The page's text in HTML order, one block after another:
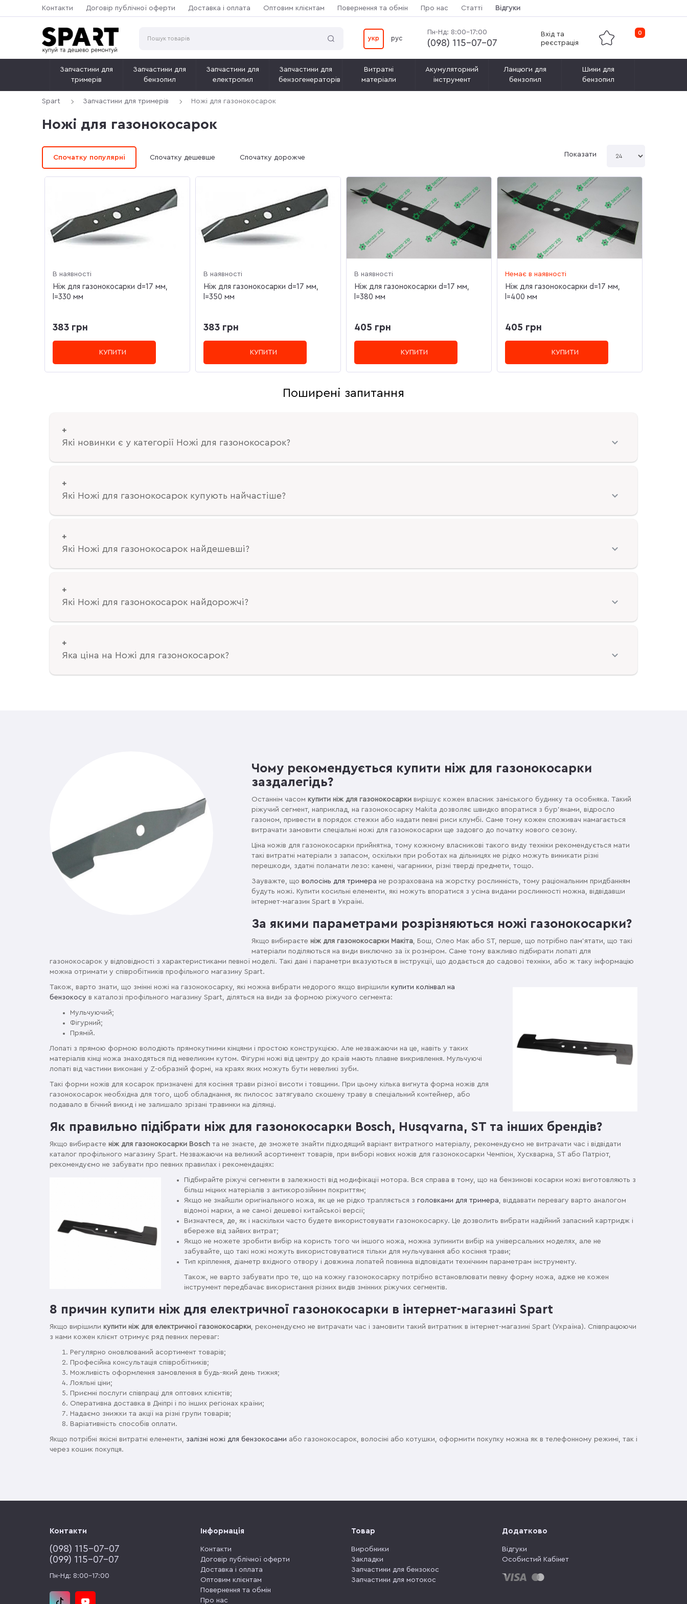
Контакти Договір публічної оферти Доставка і оплата Оптовим клієнтам Повернення та обмін Про нас Статті Відгуки
0
Вхід та
реєстрація
Пн-Нд: 8:00-17:00
(‎098) 115-07-07
укр рус
Запчастини для
тримерів
Запчастини для
бензопил
Запчастини для
електропил
Запчастини для
бензогенераторів
Витратні
матеріали
Акумуляторний
інструмент
Ланцюги для
бензопил
Шини для
бензопил
Spart Запчастини для тримерів Ножі для газонокосарок
Ножі для газонокосарок
Спочатку популярні Спочатку дешевше Спочатку дорожче Показати
В наявності
Ніж для газонокосарки d=17 мм,
l=330 мм
383 грн
КУПИТИ
В наявності
Ніж для газонокосарки d=17 мм,
l=350 мм
383 грн
КУПИТИ
В наявності
Ніж для газонокосарки d=17 мм,
l=380 мм
405 грн
КУПИТИ
Немає в наявності
Ніж для газонокосарки d=17 мм,
l=400 мм
405 грн
КУПИТИ
Поширені запитання
Які новинки є у категорії Ножі для газонокосарок?
Які Ножі для газонокосарок купують найчастіше?
Які Ножі для газонокосарок найдешевші?
Які Ножі для газонокосарок найдорожчі?
Яка ціна на Ножі для газонокосарок?
Чому рекомендується купити ніж для газонокосарки
заздалегідь?
Останнім часом купити ніж для газонокосарки вирішує кожен власник заміського будинку та особняка. Такий
ріжучий сегмент, наприклад, на газонокосарку Makita дозволяє швидко впоратися з бур'янами, відросло
газоном, привести в порядок стежки або надати певні риси клумбі. Саме тому кожен споживач намагається
витрачати замовити спеціальні ножі для газонокосарки ще задовго до початку нового сезону.
Ціна ножів для газонокосарки прийнятна, тому кожному власникові такого виду техніки рекомендується мати
такі витратні матеріали з запасом, оскільки при роботах на дільницях не рідко можуть виникати різні
перешкоди, здатні поламати лезо: камені, чагарники, різні тверді предмети, тощо.
Зауважте, що волосінь для тримера не розрахована на жорстку рослинність, тому раціональним придбанням
будуть ножі. Купити косильні елементи, які можуть впоратися з усіма видами рослинності можна, відвідавши
інтернет-магазин Spart в Україні.
За якими параметрами розрізняються ножі газонокосарки?
Якщо вибираєте ніж для газонокосарки Макіта, Бош, Олео Мак або ST, перше, що потрібно пам'ятати, що такі
матеріали поділяються на види виключно за їх розміром. Саме тому важливо підбирати лопаті для
газонокосарок у відповідності з характеристиками певної моделі. Такі дані і параметри вказуються в інструкції, що додається до садової техніки, або ж таку інформацію
можна отримати у співробітників профільного магазину Spart.
Також, варто знати, що змінні ножі на газонокосарку, які можна вибрати недорого якщо вирішили купити колінвал на
бензокосу в каталозі профільного магазину Spart, діляться на види за формою ріжучого сегмента:
Мульчуючий;
Фігурний;
Прямій.
Лопаті з прямою формою володіють прямокутними кінцями і простою конструкцією. Але незважаючи на це, навіть у таких
матеріалів кінці ножа знаходяться під невеликим кутом. Фігурні ножі від центру до країв мають плавне викривлення. Мульчуючі
лопаті від частини виконані у Z-образній формі, на краях яких можуть бути невеликі зуби.
Такі форми ножів для косарок призначені для косіння трави різної висоти і товщини. При цьому кілька вигнута форма ножів для
газонокосарок необхідна для того, щоб обладнання, як пилосос затягувало скошену траву в спеціальний контейнер, або
подавало в бічний викид і не залишало зрізані травинки на ділянці.
Як правильно підібрати ніж для газонокосарки Bosch, Husqvarna, ST та інших брендів?
Якщо вибираєте ніж для газонокосарки Bosch та не знаєте, де зможете знайти підходящий варіант витратного матеріалу, рекомендуємо не витрачати час і відвідати
каталог профільного магазину Spart. Незважаючи на великий асортимент товарів, при виборі нових ножів для газонокосарки Чемпіон, Хускварна, ST або Патріот,
рекомендуємо не забувати про певних правилах і рекомендаціях:
Підбирайте ріжучі сегменти в залежності від модифікації мотора. Вся справа в тому, що на бензинові косарки ножі виготовляють з
більш міцних матеріалів з антикорозійним покриттям;
Якщо не знайшли оригінального ножа, як це не рідко трапляється з головками для тримера, віддавати перевагу варто аналогом
відомої марки, а не самої дешевої китайської версії;
Визначтеся, де, як і наскільки часто будете використовувати газонокосарку. Це дозволить вибрати надійний запасний картридж і
вбереже від зайвих витрат;
Якщо не можете зробити вибір на користь того чи іншого ножа, можна зупинити вибір на універсальних моделях, але не
забувайте, що такі ножі можуть використовуватися тільки для мульчування або косіння трави;
Тип кріплення, діаметр вхідного отвору і довжина лопатей повинна відповідати технічним параметрам інструменту.
Також, не варто забувати про те, що на кожну газонокосарку потрібно встановлювати певну форму ножа, адже не кожен
інструмент передбачає використання різних видів змінних ріжучих сегментів.
8 причин купити ніж для електричної газонокосарки в інтернет-магазині Spart
Якщо вирішили купити ніж для електричної газонокосарки, рекомендуємо не витрачати час і замовити такий витратник в інтернет-магазині Spart (Україна). Співпрацюючи
з нами кожен клієнт отримує ряд певних переваг:
Регулярно оновлюваний асортимент товарів;
Професійна консультація співробітників;
Можливість оформлення замовлення в будь-який день тижня;
Лояльні ціни;
Приємні послуги співпраці для оптових клієнтів;
Оперативна доставка в Дніпрі і по інших регіонах країни;
Надаємо знижки та акції на різні групи товарів;
Варіативність способів оплати.
Якщо потрібні якісні витратні елементи, залізні ножі для бензокосами або газонокосарок, волосіні або котушки, оформити покупку можна як в телефонному режимі, так і
через кошик покупця.
Контакти
(‎098) 115-07-07
(‎099) 115-07-07
Пн-Нд: 8:00-17:00
Інформація
Контакти
Договір публічної оферти
Доставка і оплата
Оптовим клієнтам
Повернення та обмін
Про нас
Товар
Виробники
Закладки
Запчастини для бензокос
Запчастини для мотокос
Додатково
Відгуки
Особистий Кабінет